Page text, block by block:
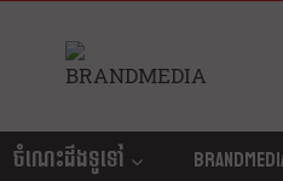
ចំណេះដឹងទូទៅ